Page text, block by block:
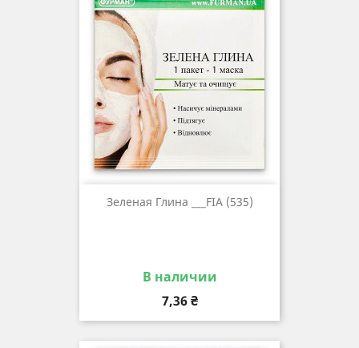
Зеленая Глина ___FIA (535)
В наличии
Цена
7,36 ₴